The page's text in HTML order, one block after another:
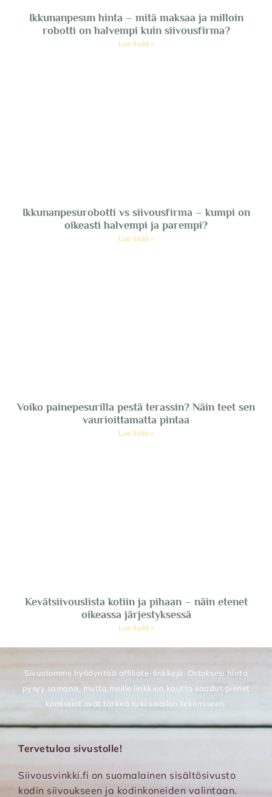
Ikkunanpesun hinta – mitä maksaa ja milloin
robotti on halvempi kuin siivousfirma?
Lue lisää »
Ikkunanpesurobotti vs siivousfirma – kumpi on
oikeasti halvempi ja parempi?
Lue lisää »
Voiko painepesurilla pestä terassin? Näin teet sen
vaurioittamatta pintaa
Lue lisää »
Kevätsiivouslista kotiin ja pihaan – näin etenet
oikeassa järjestyksessä
Lue lisää »
Sivustomme hyödyntää affiliate-linkkejä. Ostoksesi hinta
pysyy samana, mutta meille linkkien kautta saadut pienet
komissiot ovat tärkeä tuki sisällön tekemiseen.
Tervetuloa sivustolle!
Siivousvinkki.fi on suomalainen sisältösivusto
kodin siivoukseen ja kodinkoneiden valintaan.